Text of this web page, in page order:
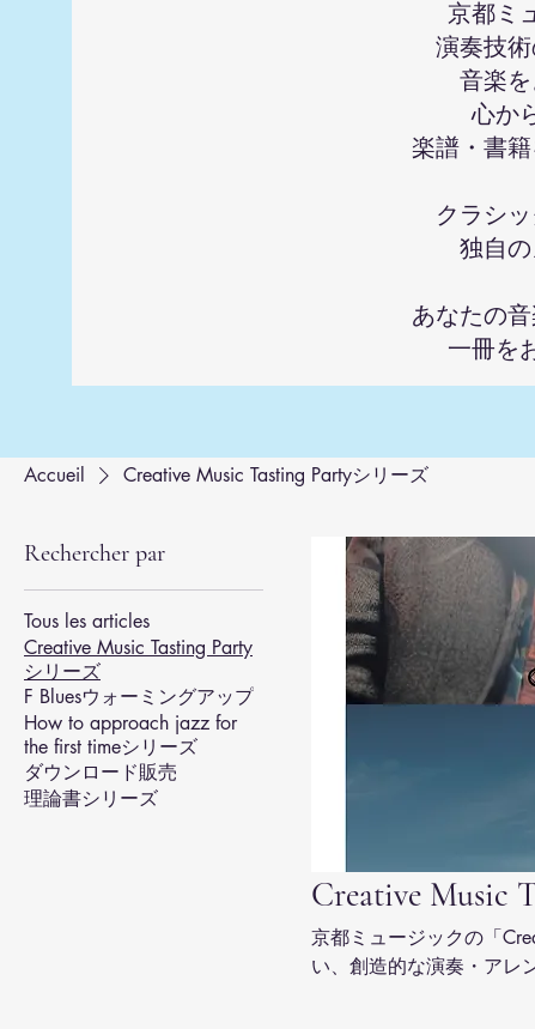
京都ミ
演奏技
音楽
心か
楽譜・書籍
クラシ
独自の
あなたの
一冊を
Accueil Creative Music Tasting Partyシリーズ
Rechercher par
Tous les articles
Creative Music Tasting Party
シリーズ
F Bluesウォーミングアップ
How to approach jazz for
the first timeシリーズ
ダウンロード販売
理論書シリーズ
Creative Music
京都ミュージックの「
い、創造的な演奏・アレ